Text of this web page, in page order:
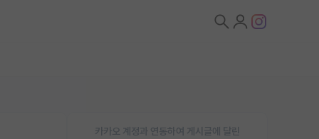
카카오 계정과 연동하여 게시글에 달린